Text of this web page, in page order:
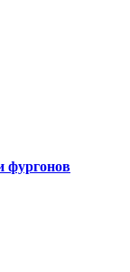
фургонов